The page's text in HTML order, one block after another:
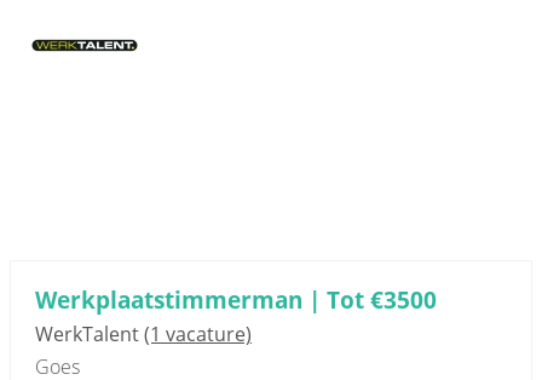
Werkplaatstimmerman | Tot €3500
WerkTalent(1 vacature)
Goes